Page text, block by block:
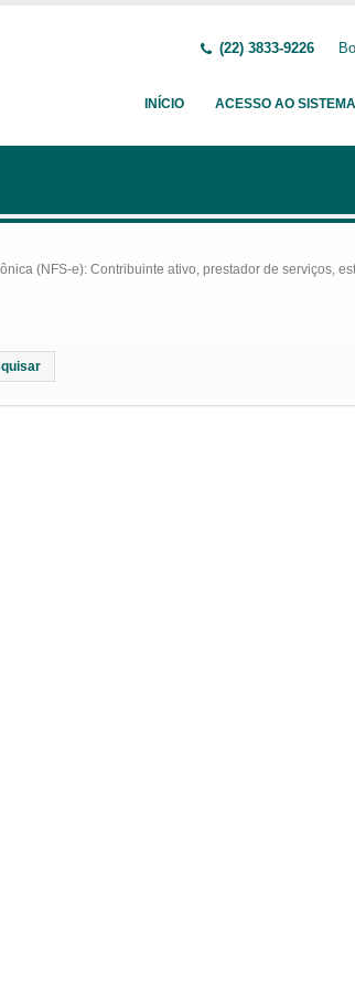
(22) 3833-9226
INÍCIO ACESSO AO SISTEMA
(NFS-e): Contribuinte ativo, prestador de serviços,